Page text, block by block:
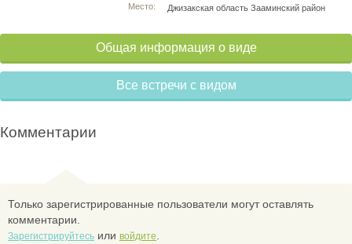
Место:
Джизакская область Зааминский район
Общая информация о виде
Все встречи с видом
Комментарии
Только зарегистрированные пользователи могут оставлять
комментарии.
Зарегистрируйтесь или войдите